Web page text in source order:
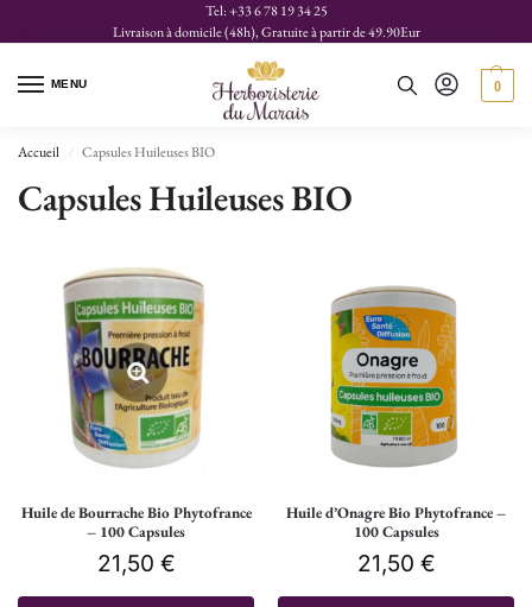
Tel: +33 6 78 19 34 25
Livraison à domicile (48h), Gratuite à partir de 49.90Eur
MENU 0
Accueil / Capsules Huileuses BIO
Capsules Huileuses BIO
Huile de Bourrache Bio Phytofrance
– 100 Capsules
21,50 €
Huile d’Onagre Bio Phytofrance –
100 Capsules
21,50 €